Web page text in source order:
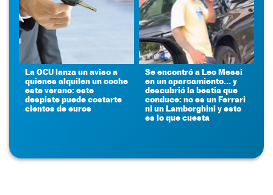
La OCU lanza un aviso a
quienes alquilen un coche
este verano: este
despiste puede costarte
cientos de euros
Se encontró a Leo Messi
en un aparcamiento... y
descubrió la bestia que
conduce: no es un Ferrari
ni un Lamborghini y esto
es lo que cuesta